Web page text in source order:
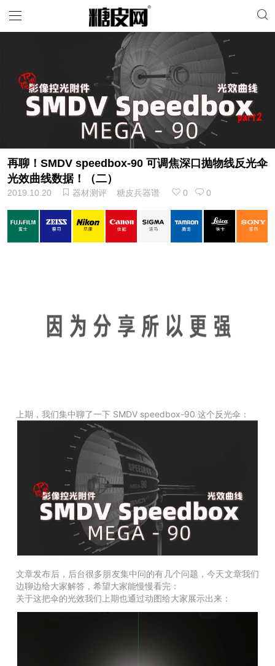
再聊！SMDV speedbox-90 可调焦深口抛物线反光伞
光效曲线数据！（二）
2019.10.20 器材测评 糖皮兵器谱 0 0
上期，我们集中聊了一下 SMDV speedbox-90 这个反光伞：
文章发布后，后台很多朋友集中问的有几个问题，今天文章我们
边聊边给大家解答，希望大家能慢慢看完：
关于这把伞的光效我们上期也通过动图给大家展示出来：